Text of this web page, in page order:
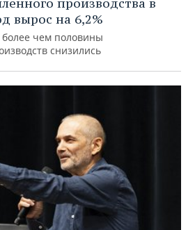
вырос на 6,2%
чем половины
снизились